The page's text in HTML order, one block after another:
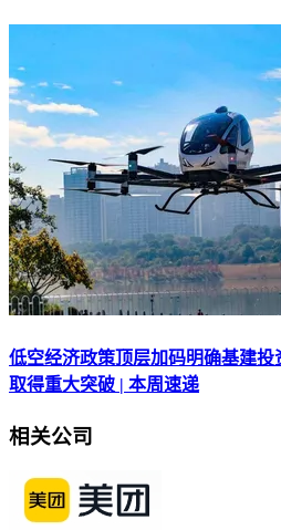
低空经济政策顶层加码明确基建
取得重大突破 | 本周速递
相关公司